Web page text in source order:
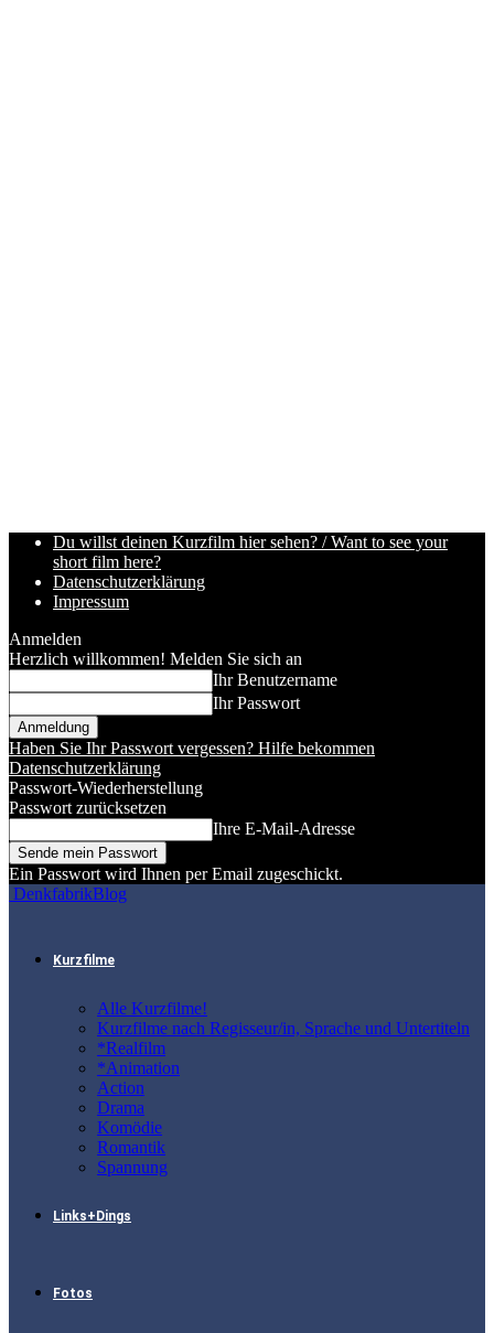
Du willst deinen Kurzfilm hier sehen? / Want to see your
short film here?
Datenschutzerklärung
Impressum
Anmelden
Herzlich willkommen! Melden Sie sich an
Ihr Benutzername
Ihr Passwort
Haben Sie Ihr Passwort vergessen? Hilfe bekommen
Datenschutzerklärung
Passwort-Wiederherstellung
Passwort zurücksetzen
Ihre E-Mail-Adresse
Ein Passwort wird Ihnen per Email zugeschickt.
DenkfabrikBlog
Kurzfilme
Alle Kurzfilme!
Kurzfilme nach Regisseur/in, Sprache und Untertiteln
*Realfilm
*Animation
Action
Drama
Komödie
Romantik
Spannung
Links+Dings
Fotos